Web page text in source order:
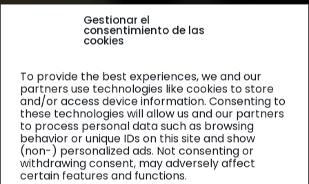
Gestionar el
consentimiento de las
cookies
To provide the best experiences, we and our
partners use technologies like cookies to store
and/or access device information. Consenting to
these technologies will allow us and our partners
to process personal data such as browsing
behavior or unique IDs on this site and show
(non-) personalized ads. Not consenting or
withdrawing consent, may adversely affect
certain features and functions.